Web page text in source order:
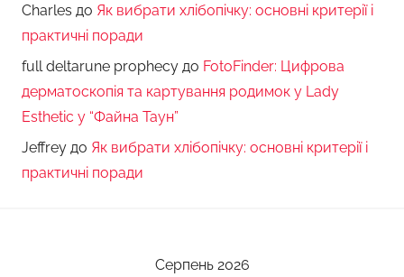
Charles до Як вибрати хлібопічку: основні критерії і
практичні поради
full deltarune prophecy до FotoFinder: Цифрова
дерматоскопія та картування родимок у Lady
Esthetic у “Файна Таун”
Jeffrey до Як вибрати хлібопічку: основні критерії і
практичні поради
Серпень 2026